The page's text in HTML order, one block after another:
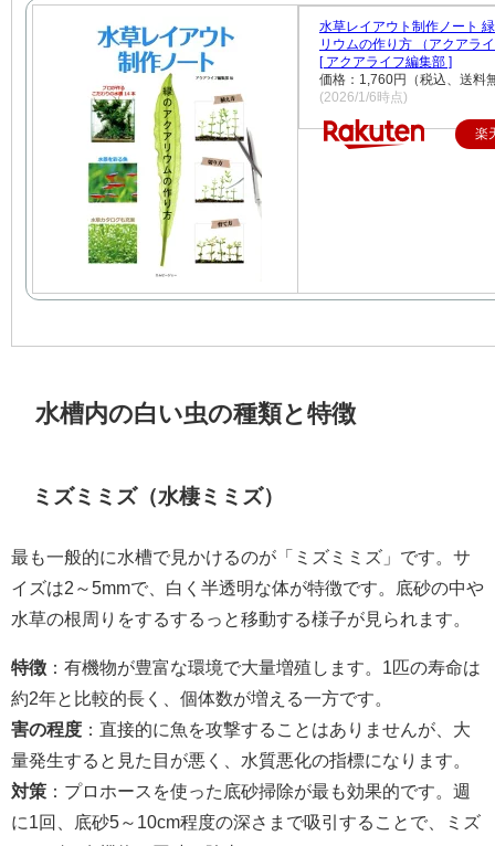
水草レイアウト制作ノート
リウムの作り方 （アクアラ
[ アクアライフ編集部 ]
価格：1,760円（税込、送料
(2026/1/6時点)
楽
水槽内の白い虫の種類と特徴
ミズミミズ（水棲ミミズ）
最も一般的に水槽で見かけるのが「ミズミミズ」です。サ
イズは2～5mmで、白く半透明な体が特徴です。底砂の中や
水草の根周りをするするっと移動する様子が見られます。
特徴 ：有機物が豊富な環境で大量増殖します。1匹の寿命は
約2年と比較的長く、個体数が増える一方です。
害の程度 ：直接的に魚を攻撃することはありませんが、大
量発生すると見た目が悪く、水質悪化の指標になります。
対策 ：プロホースを使った底砂掃除が最も効果的です。週
に1回、底砂5～10cm程度の深さまで吸引することで、ミズ